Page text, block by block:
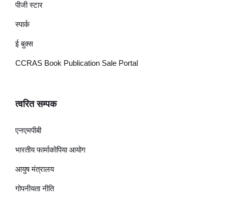
पीजी स्टार
स्पार्क
ई बुक्स
CCRAS Book Publication Sale Portal
त्वरित सम्पक
एनएमपीबी
भारतीय फार्माकोपिया आयोग
आयुष मंत्रालय
गोपनीयता नीति